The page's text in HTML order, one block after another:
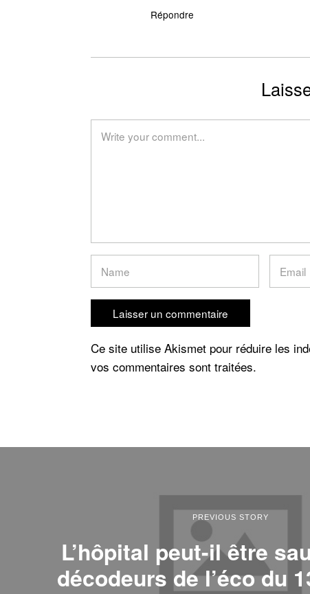
Répondre
Ce site utilise Akismet pour réduire les
vos commentaires sont traitées.
PREVIOUS STORY
L’hôpital peut-il être
décodeurs de l’éco du